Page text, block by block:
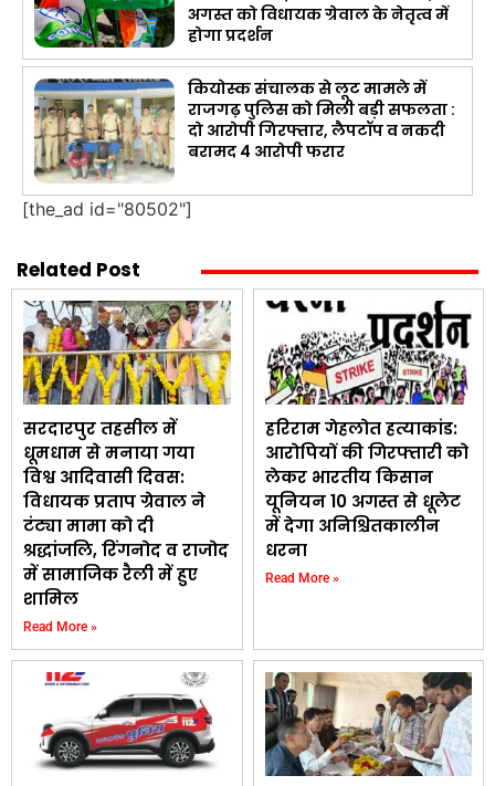
अगस्त को विधायक ग्रेवाल के नेतृत्व में
होगा प्रदर्शन
कियोस्क संचालक से लूट मामले में
राजगढ़ पुलिस को मिली बड़ी सफलता :
दो आरोपी गिरफ्तार, लैपटॉप व नकदी
बरामद 4 आरोपी फरार
[the_ad id="80502"]
Related Post
सरदारपुर तहसील में
धूमधाम से मनाया गया
विश्व आदिवासी दिवस:
विधायक प्रताप ग्रेवाल ने
टंट्या मामा को दी
श्रद्धांजलि, रिंगनोद व राजोद
में सामाजिक रैली में हुए
शामिल
Read More »
हरिराम गेहलोत हत्याकांड:
आरोपियों की गिरफ्तारी को
लेकर भारतीय किसान
यूनियन 10 अगस्त से धूलेट
में देगा अनिश्चितकालीन
धरना
Read More »